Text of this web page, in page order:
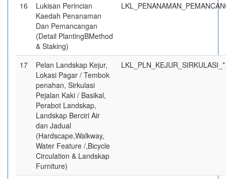
16
Lukisan Perincian
Kaedah Penanaman
Dan Pemancangan
(Detail PlantingBMethod
& Staking)
17
Pelan Landskap Kejur,
Lokasi Pagar / Tembok
penahan, Sirkulasi
Pejalan Kaki / Basikal,
Perabot Landskap,
Landskap Berciri Air
dan Jadual
(Hardscape,Walkway,
Water Feature /,Bicycle
Circulation & Landskap
Furniture)